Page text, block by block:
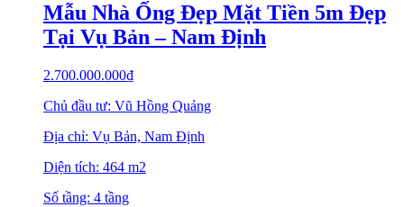
Mẫu Nhà Ống Đẹp Mặt Tiền 5m Đẹp
Tại Vụ Bản – Nam Định
2.700.000.000₫
Chủ đầu tư: Vũ Hồng Quảng
Địa chỉ: Vụ Bản, Nam Định
Diện tích: 464 m2
Số tầng: 4 tầng